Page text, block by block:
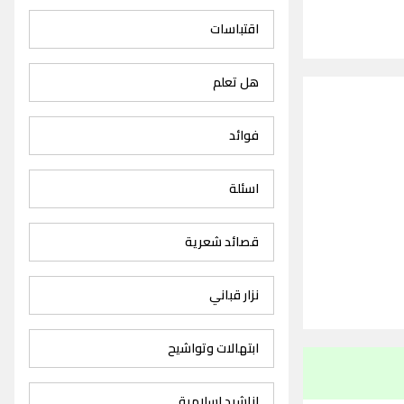
اقتباسات
هل تعلم
فوائد
اسئلة
قصائد شعرية
نزار قباني
ابتهالات وتواشيح